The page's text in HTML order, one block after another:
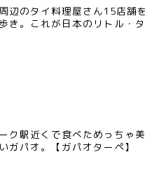
辺のタイ料理屋さん15店舗を
き。これが日本のリトル・タ
ク駅近くで食べためっちゃ美
ガパオ。【ガパオターペ】